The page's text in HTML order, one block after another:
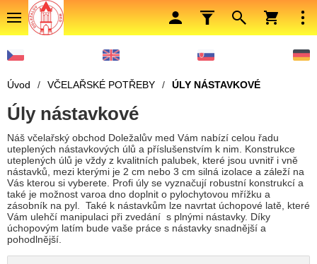
Úvod / VČELAŘSKÉ POTŘEBY / ÚLY NÁSTAVKOVÉ
Úly nástavkové
Náš včelařský obchod Doležalův med Vám nabízí celou řadu
uteplených nástavkových úlů a příslušenstvím k nim. Konstrukce
uteplených úlů je vždy z kvalitních palubek, které jsou uvnitř i vně
nástavků, mezi kterými je 2 cm nebo 3 cm silná izolace a záleží na
Vás kterou si vyberete. Profi úly se vyznačují robustní konstrukcí a
také je možnost varoa dno doplnit o pylochytovou mřížku a
zásobník na pyl. Také k nástavkům lze navrtat úchopové latě, které
Vám ulehčí manipulaci při zvedání s plnými nástavky. Díky
úchopovým latím bude vaše práce s nástavky snadnější a
pohodlnější.